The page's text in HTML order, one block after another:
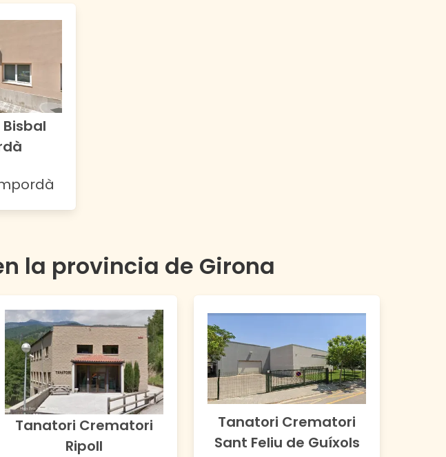
la provincia de Girona
Tanatori Crematori
Ripoll
Tanatori Crematori
Sant Feliu de Guíxols